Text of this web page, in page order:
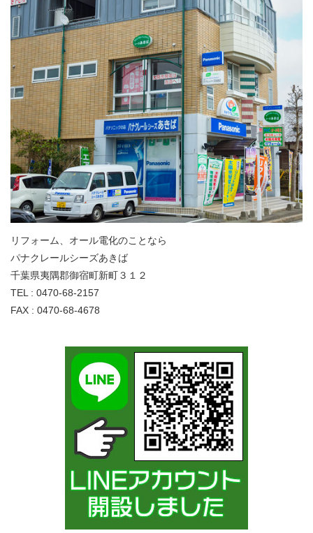
リフォーム、オール電化のことなら
パナクレールシーズあきば
千葉県夷隅郡御宿町新町３１２
TEL : 0470-68-2157
FAX : 0470-68-4678